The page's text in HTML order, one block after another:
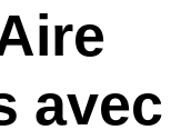
avec